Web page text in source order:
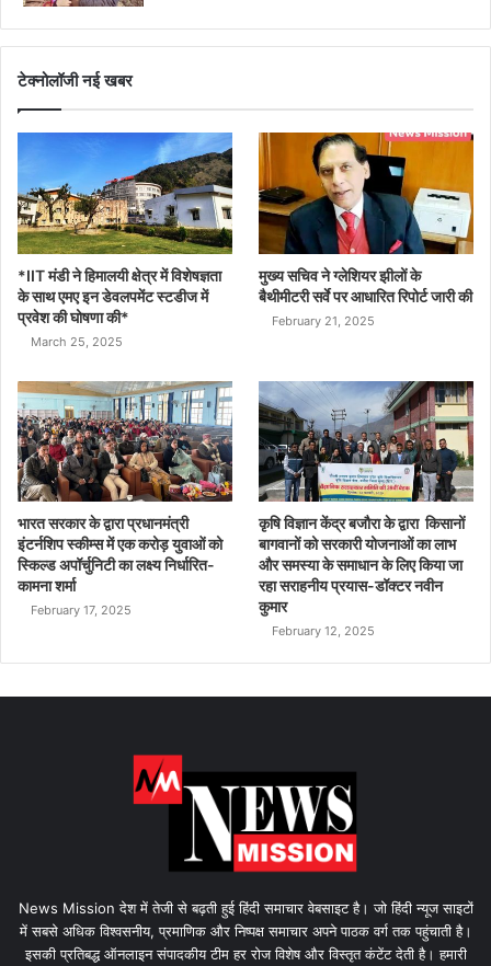
टेक्नोलॉजी नई खबर
*IIT मंडी ने हिमालयी क्षेत्र में विशेषज्ञता
के साथ एमए इन डेवलपमेंट स्टडीज में
प्रवेश की घोषणा की*
March 25, 2025
मुख्य सचिव ने ग्लेशियर झीलों के
बैथीमीटरी सर्वे पर आधारित रिपोर्ट जारी की
February 21, 2025
भारत सरकार के द्वारा प्रधानमंत्री
इंटर्नशिप स्कीम्स में एक करोड़ युवाओं को
स्किल्ड अपॉर्चुनिटी का लक्ष्य निर्धारित-
कामना शर्मा
February 17, 2025
कृषि विज्ञान केंद्र बजौरा के द्वारा किसानों
बागवानों को सरकारी योजनाओं का लाभ
और समस्या के समाधान के लिए किया जा
रहा सराहनीय प्रयास-डॉक्टर नवीन
कुमार
February 12, 2025
News Mission देश में तेजी से बढ़ती हुई हिंदी समाचार वेबसाइट है। जो हिंदी न्यूज साइटों
में सबसे अधिक विश्वसनीय, प्रमाणिक और निष्पक्ष समाचार अपने पाठक वर्ग तक पहुंचाती है।
इसकी प्रतिबद्ध ऑनलाइन संपादकीय टीम हर रोज विशेष और विस्तृत कंटेंट देती है। हमारी